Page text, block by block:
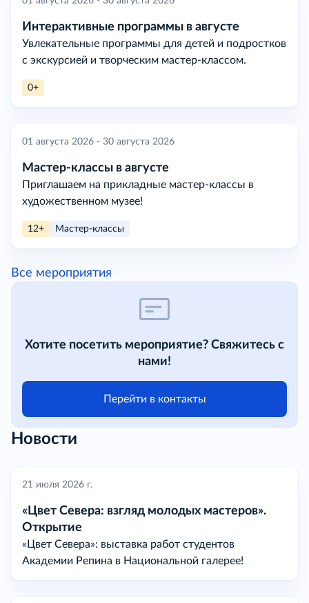
Интерактивные программы в августе
Увлекательные программы для детей и подростков
с экскурсией и творческим мастер-классом.
0+
01 августа 2026 - 30 августа 2026
Мастер-классы в августе
Приглашаем на прикладные мастер-классы в
художественном музее!
12+ Мастер-классы
Все мероприятия
Хотите посетить мероприятие? Свяжитесь с
нами!
Перейти в контакты
Новости
21 июля 2026 г.
«Цвет Севера: взгляд молодых мастеров».
Открытие
«Цвет Севера»: выставка работ студентов
Академии Репина в Национальной галерее!